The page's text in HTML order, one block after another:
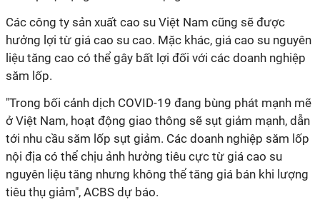
Các công ty sản xuất cao su Việt Nam cũng sẽ được
hưởng lợi từ giá cao su cao. Mặc khác, giá cao su nguyên
liệu tăng cao có thể gây bất lợi đối với các doanh nghiệp
săm lốp.
"Trong bối cảnh dịch COVID-19 đang bùng phát mạnh mẽ
ở Việt Nam, hoạt động giao thông sẽ sụt giảm mạnh, dẫn
tới nhu cầu săm lốp sụt giảm. Các doanh nghiệp săm lốp
nội địa có thể chịu ảnh hưởng tiêu cực từ giá cao su
nguyên liệu tăng nhưng không thể tăng giá bán khi lượng
tiêu thụ giảm", ACBS dự báo.